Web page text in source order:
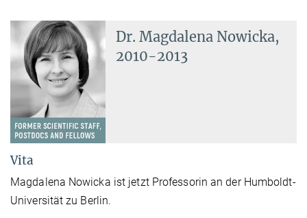
Dr. Magdalena Nowicka,
2010-2013
Vita
Magdalena Nowicka ist jetzt Professorin an der Humboldt-
Universität zu Berlin.